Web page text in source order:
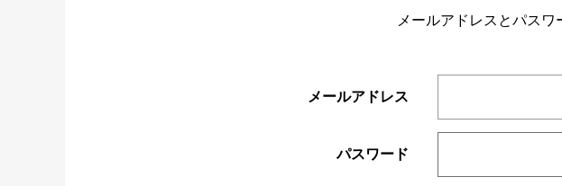
メールアドレスとパスワ
メールアドレス
パスワード